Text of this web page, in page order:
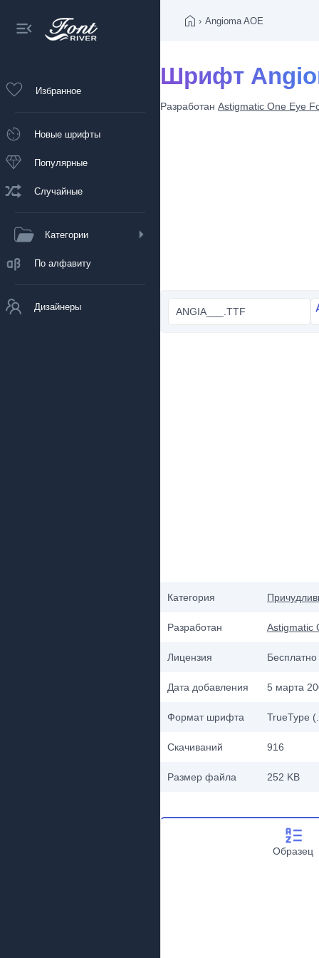
Избранное
Новые шрифты
Популярные
Случайные
Категории
По алфавиту
Дизайнеры
› Angioma AOE
Шрифт
Разработан Astigmatic One Eye
ANGIA___.TTF
Категория
Разработан Astigmatic
Лицензия Бесплатно
Дата добавления 5 марта
Формат шрифта TrueType
Скачиваний 916
Размер файла 252 KB
Образец